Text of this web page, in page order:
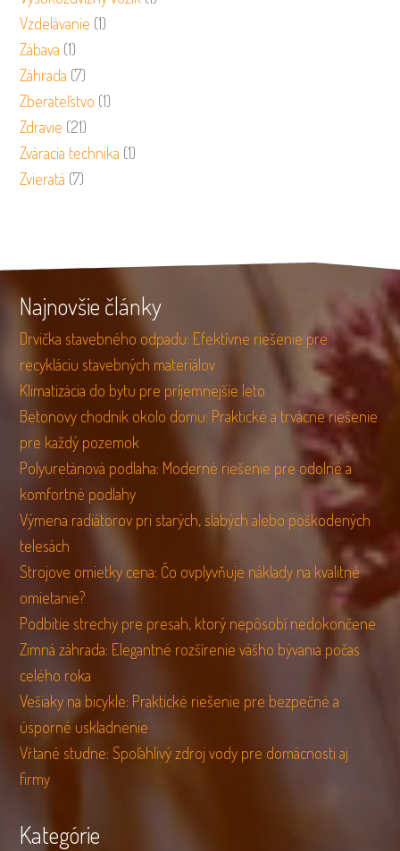
Vzdelávanie (1)
Zábava (1)
Záhrada (7)
Zberateľstvo (1)
Zdravie (21)
Zváracia technika (1)
Zvieratá (7)
Najnovšie články
Drvička stavebného odpadu: Efektívne riešenie pre
recykláciu stavebných materiálov
Klimatizácia do bytu pre príjemnejšie leto
Betonovy chodnik okolo domu: Praktické a trvácne riešenie
pre každý pozemok
Polyuretánová podlaha: Moderné riešenie pre odolné a
komfortné podlahy
Výmena radiátorov pri starých, slabých alebo poškodených
telesách
Strojove omietky cena: Čo ovplyvňuje náklady na kvalitné
omietanie?
Podbitie strechy pre presah, ktorý nepôsobí nedokončene
Zimná záhrada: Elegantné rozšírenie vášho bývania počas
celého roka
Vešiaky na bicykle: Praktické riešenie pre bezpečné a
úsporné uskladnenie
Vŕtané studne: Spoľahlivý zdroj vody pre domácnosti aj
firmy
Kategórie